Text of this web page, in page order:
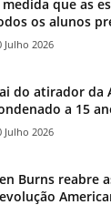
medida que as
os alunos
Julho 2026
do atirador da
a 15
Julho 2026
Burns reabre